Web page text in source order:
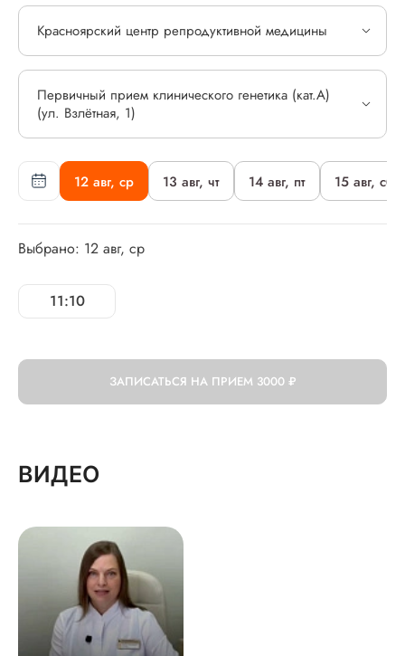
12 авг, ср 13 авг, чт 14 авг, пт 15 авг, сб
Выбрано: 12 авг, ср
11:10
Красноярский центр репродуктивной медицины
Первичный прием клинического генетика (кат.А)
(ул. Взлётная, 1)
ЗАПИСАТЬСЯ НА ПРИЕМ 3000 ₽
ВИДЕО